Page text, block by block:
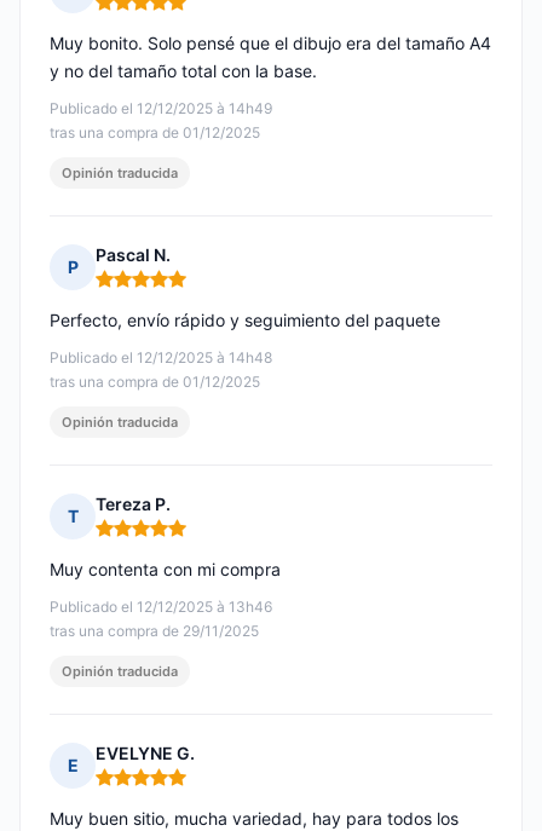
Nota: 5 de 5
Publicado el 12/12/2025 à 14h49
tras una compra de 01/12/2025
Muy bonito. Solo pensé que el dibujo era del tamaño A4
y no del tamaño total con la base.
Opinión traducida
P
Pascal N.
Nota: 5 de 5
Publicado el 12/12/2025 à 14h48
tras una compra de 01/12/2025
Perfecto, envío rápido y seguimiento del paquete
Opinión traducida
T
Tereza P.
Nota: 5 de 5
Publicado el 12/12/2025 à 13h46
tras una compra de 29/11/2025
Muy contenta con mi compra
Opinión traducida
E
EVELYNE G.
Nota: 5 de 5
Muy buen sitio, mucha variedad, hay para todos los